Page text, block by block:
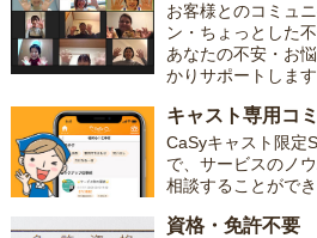
お客様とのコミュ
ン・ちょっとした
あなたの不安・お
かりサポートします
キャスト専用コ
CaSyキャスト限定
で、サービスのノ
相談することができ
資格・免許不要